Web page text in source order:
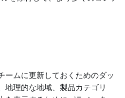
ームに更新しておくためのダッ
地理的な地域、製品カテゴリ